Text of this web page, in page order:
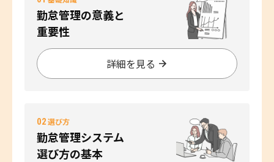
勤怠管理の意義と
重要性
詳細を見る
02選び方
勤怠管理システム
選び方の基本